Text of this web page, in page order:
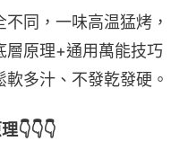
同，一味高温猛烤，
層原理+通用萬能技巧
多汁、不發乾發硬。
👇👇👇